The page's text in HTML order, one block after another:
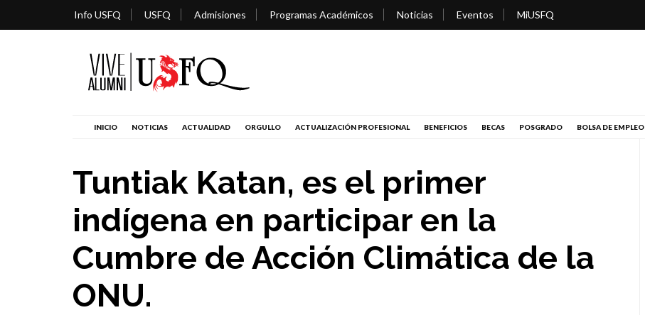
Info USFQ USFQ Admisiones Programas Académicos Noticias Eventos MiUSFQ
INICIO NOTICIAS ACTUALIDAD ORGULLO ACTUALIZACIÓN PROFESIONAL BENEFICIOS BECAS POSGRADO BOLSA DE EMPLEO
Tuntiak Katan, es el primer
indígena en participar en la
Cumbre de Acción Climática de la
ONU.